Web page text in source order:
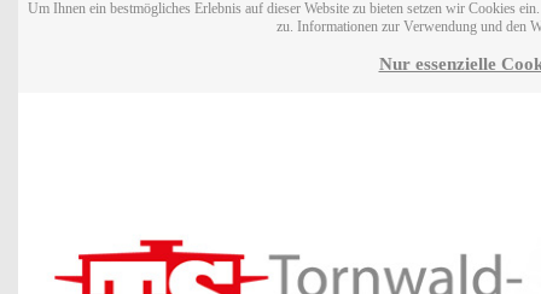
Um Ihnen ein bestmögliches Erlebnis auf dieser Website zu bieten setzen wir Cookies
zu. Informationen zur Verwendung und den
Nur essenzielle